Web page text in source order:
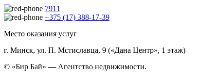
7911
+375 (17) 388-17-39
Место оказания услуг
г. Минск, ул. П. Мстиславца, 9 («Дана Центр», 1 этаж)
© «Бир Бай» — Агентство недвижимости.